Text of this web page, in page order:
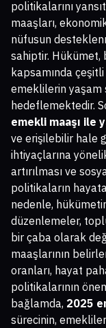
politikalarını
maaşları,
nüfusun
sahiptir. Hükümet,
kapsamında
emeklilerin yaşam
hedeflemektedir.
emekli maaşı ile
ve erişilebilir hale
ihtiyaçlarına
artırılması ve
politikaların
nedenle,
düzenlemeler,
bir çaba olarak
maaşlarının
oranları, hayat
politikalarının
bağlamda, 2025
sürecinin,